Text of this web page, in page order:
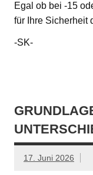
Egal ob bei -15
für Ihre Sicherheit
-SK-
17. Juni 2026